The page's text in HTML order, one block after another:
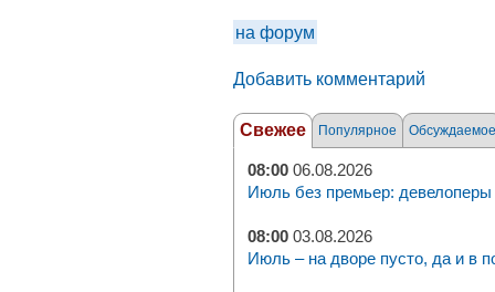
на форум
Добавить комментарий
Свежее Популярное Обсуждаемое
08:00 06.08.2026
Июль без премьер: девелоперы
08:00 03.08.2026
Июль – на дворе пусто, да и в